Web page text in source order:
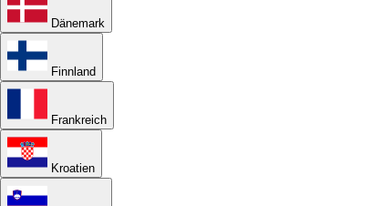
Dänemark
Finnland
Frankreich
Kroatien